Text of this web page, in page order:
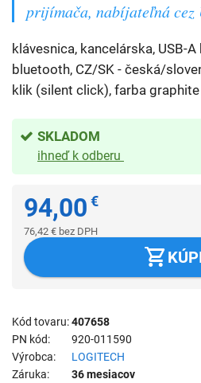
prijímača, nabíjateľná cez
klávesnica, kancelárska, USB-
bluetooth, CZ/SK - česká/
klik (silent click), farba graphite
SKLADOM
ihneď k odberu
94,00 €
76,42 € bez DPH
Kód tovaru 407658
PN kód
920-011590
Výrobca
LOGITECH
Záruka
36 mesiacov